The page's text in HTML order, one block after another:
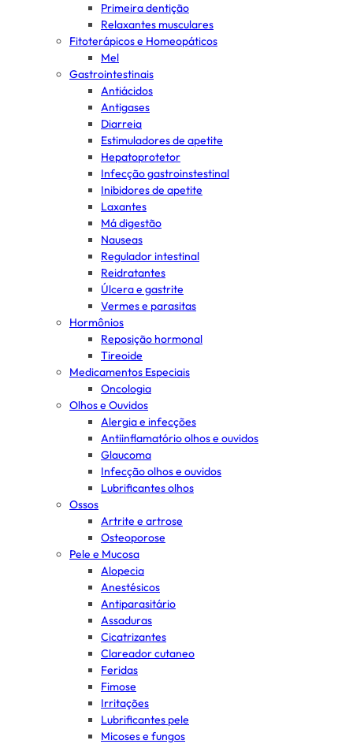
Primeira dentição
Relaxantes musculares
Fitoterápicos e Homeopáticos
Mel
Gastrointestinais
Antiácidos
Antigases
Diarreia
Estimuladores de apetite
Hepatoprotetor
Infecção gastroinstestinal
Inibidores de apetite
Laxantes
Má digestão
Nauseas
Regulador intestinal
Reidratantes
Úlcera e gastrite
Vermes e parasitas
Hormônios
Reposição hormonal
Tireoide
Medicamentos Especiais
Oncologia
Olhos e Ouvidos
Alergia e infecções
Antiinflamatório olhos e ouvidos
Glaucoma
Infecção olhos e ouvidos
Lubrificantes olhos
Ossos
Artrite e artrose
Osteoporose
Pele e Mucosa
Alopecia
Anestésicos
Antiparasitário
Assaduras
Cicatrizantes
Clareador cutaneo
Feridas
Fimose
Irritações
Lubrificantes pele
Micoses e fungos